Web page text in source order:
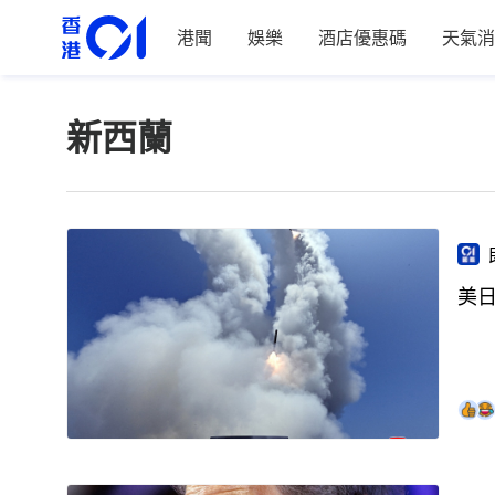
港聞 娛樂 酒店優惠碼 天氣
新西蘭
美